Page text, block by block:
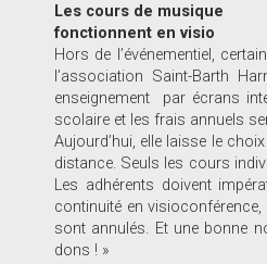
Les cours de musique
fonctionnent en visio
Hors de l’événementiel,
l’association Saint-Barth
enseignement par écrans
scolaire et les frais annuels
Aujourd’hui, elle laisse le
distance. Seuls les cours
Les adhérents doivent
continuité en
sont annulés. Et une bonne
dons ! »